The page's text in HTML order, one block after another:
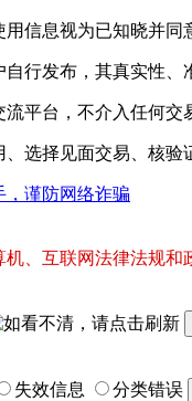
用信息视为已知晓并同
行发布，其真实性、
平台，不介入任何交
选择见面交易、核验
，谨防网络诈骗
、互联网法律法规
失效信息 分类错误